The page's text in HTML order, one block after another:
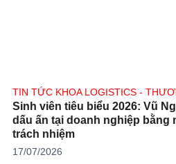
TIN TỨC KHOA LOGISTICS -
Sinh viên tiêu biểu 2026: Vũ
dấu ấn tại doanh nghiệp bằng
trách nhiệm
17/07/2026